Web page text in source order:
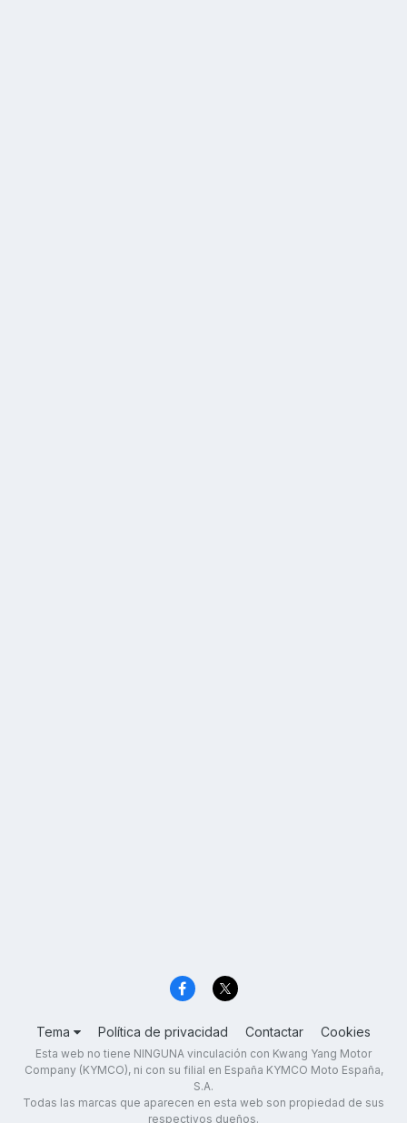
Tema Política de privacidad Contactar Cookies
Esta web no tiene NINGUNA vinculación con Kwang Yang Motor
Company (KYMCO), ni con su filial en España KYMCO Moto España,
S.A.
Todas las marcas que aparecen en esta web son propiedad de sus
respectivos dueños.